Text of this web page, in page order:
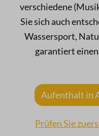
verschiedene
Sie sich auch
Wassersport,
garantiert
Aufenthalt in
Prüfen Sie